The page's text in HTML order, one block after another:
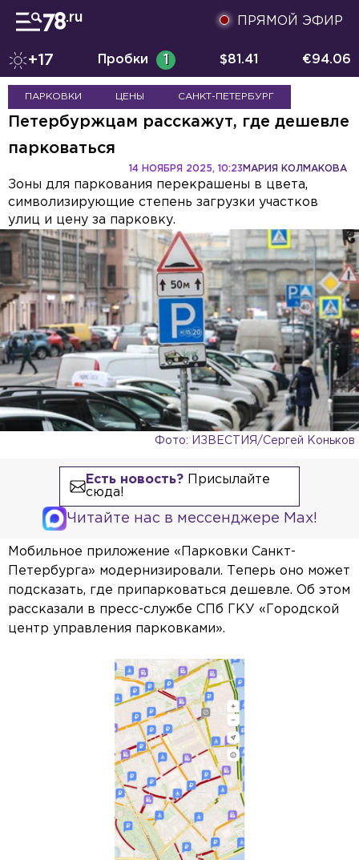
ПРЯМОЙ ЭФИР
+17 Пробки 1 $81.41 €94.06
ПАРКОВКИ ЦЕНЫ САНКТ-ПЕТЕРБУРГ
Петербуржцам расскажут, где дешевле
парковаться
МАРИЯ КОЛМАКОВА
14 НОЯБРЯ 2025, 10:23
Зоны для паркования перекрашены в цвета,
символизирующие степень загрузки участков
улиц и цену за парковку.
Фото: ИЗВЕСТИЯ/Сергей Коньков
Есть новость?Присылайте
сюда!
Читайте нас в мессенджере Max!
Мобильное приложение «Парковки Санкт-
Петербурга» модернизировали. Теперь оно может
подсказать, где припарковаться дешевле. Об этом
рассказали в пресс-службе СПб ГКУ «Городской
центр управления парковками».